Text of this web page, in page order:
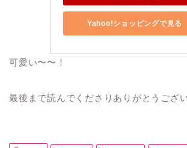
Yahoo!ショッピングで見る
可愛い〜〜！
最後まで読んでくださりありがとうござ